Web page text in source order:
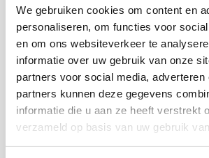
We gebruiken cookies om content en
personaliseren, om functies voor
en om ons websiteverkeer te
informatie over uw gebruik van onze
partners voor social media, adverteren
partners kunnen deze gegevens
informatie die u aan ze heeft verstrekt
verzameld op basis van uw gebruik
20-11-24
Contact met beide ouders
scheiding niet altijd